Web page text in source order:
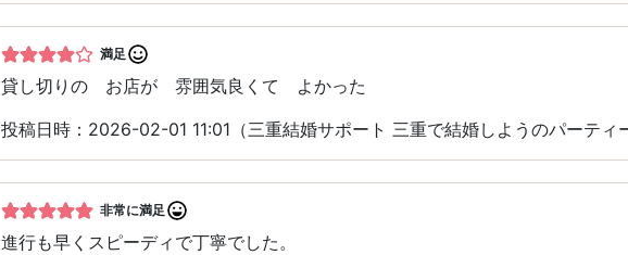
満足
貸し切りの お店が 雰囲気良くて よかった
投稿日時：2026-02-01 11:01（三重結婚サポート 三重で結婚しようのパーティ
非常に満足
進行も早くスピーディで丁寧でした。